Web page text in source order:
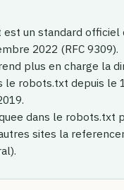
un standard officiel
2022 (RFC 9309).
plus en charge la
le robots.txt depuis le
dans le robots.txt
sites la